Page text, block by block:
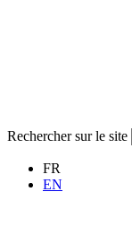
Rechercher sur le site
FR
EN